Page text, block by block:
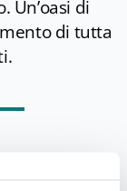
Un’oasi di
di tutta